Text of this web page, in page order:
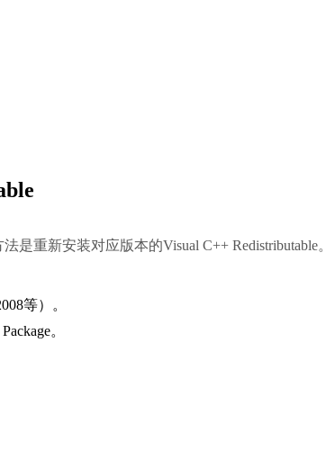
是重新安装对应版本的Visual C++ Redistributable。
等）。
。